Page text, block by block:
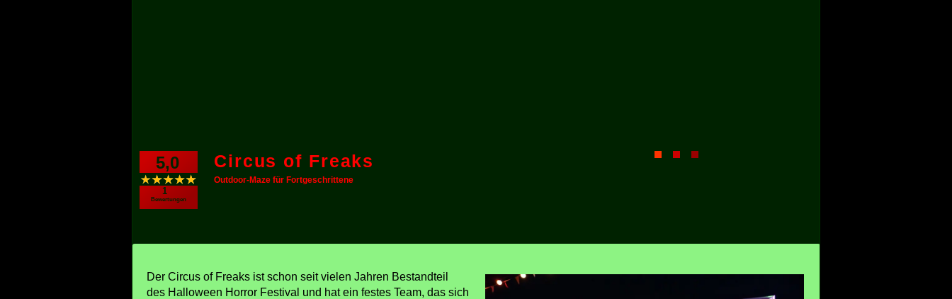
5,0
1
Bewertungen
Circus of Freaks
Outdoor-Maze für Fortgeschrittene
Der Circus of Freaks ist schon seit vielen Jahren Bestandteil
des Halloween Horror Festival und hat ein festes Team, das sich